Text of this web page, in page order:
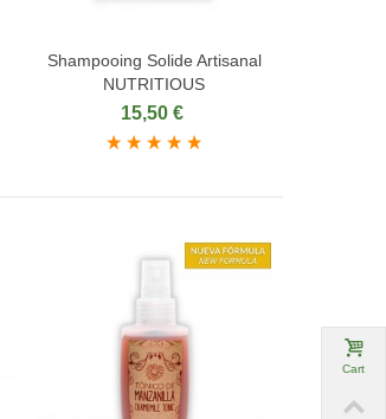
Ajouter au panier
Shampooing Solide Artisanal
NUTRITIOUS
15,50 €
Cart